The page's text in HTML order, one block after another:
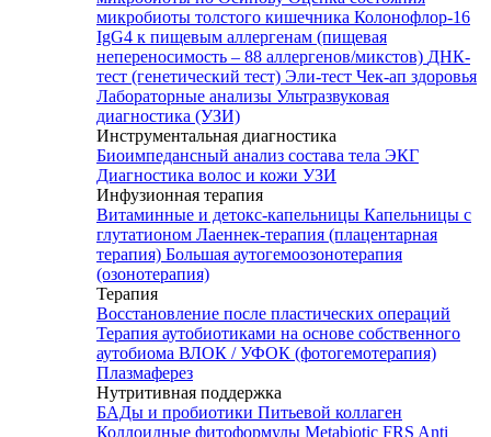
микробиоты толстого кишечника Колонофлор-16
IgG4 к пищевым аллергенам (пищевая
непереносимость – 88 аллергенов/микстов) ДНК-
тест (генетический тест) Эли-тест Чек-ап здоровья
Лабораторные анализы Ультразвуковая
диагностика (УЗИ)
Инструментальная диагностика
Биоимпедансный анализ состава тела ЭКГ
Диагностика волос и кожи УЗИ
Инфузионная терапия
Витаминные и детокс-капельницы Капельницы с
глутатионом Лаеннек-терапия (плацентарная
терапия) Большая аутогемоозонотерапия
(озонотерапия)
Терапия
Восстановление после пластических операций
Терапия аутобиотиками на основе собственного
аутобиома ВЛОК / УФОК (фотогемотерапия)
Плазмаферез
Нутритивная поддержка
БАДы и пробиотики Питьевой коллаген
Коллоидные фитоформулы Metabiotic FRS Anti